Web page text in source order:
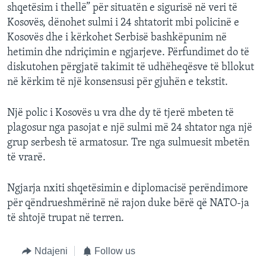
shqetësim i thellë” për situatën e sigurisë në veri të
Kosovës, dënohet sulmi i 24 shtatorit mbi policinë e
Kosovës dhe i kërkohet Serbisë bashkëpunim në
hetimin dhe ndriçimin e ngjarjeve. Përfundimet do të
diskutohen përgjatë takimit të udhëheqësve të bllokut
në kërkim të një konsensusi për gjuhën e tekstit.
Një polic i Kosovës u vra dhe dy të tjerë mbeten të
plagosur nga pasojat e një sulmi më 24 shtator nga një
grup serbesh të armatosur. Tre nga sulmuesit mbetën
të vrarë.
Ngjarja nxiti shqetësimin e diplomacisë perëndimore
për qëndrueshmërinë në rajon duke bërë që NATO-ja
të shtojë trupat në terren.
Ndajeni Follow us